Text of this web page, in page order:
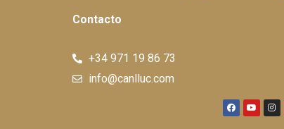
Contacto
+34 971 19 86 73
info@canlluc.com